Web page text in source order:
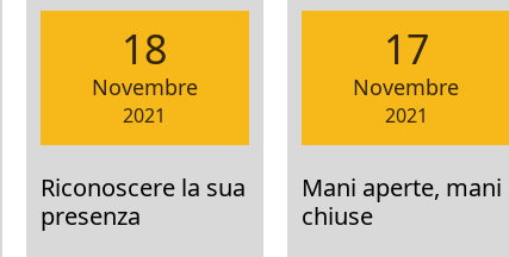
18
Novembre
2021
Riconoscere la sua
presenza
17
Novembre
2021
Mani aperte, mani
chiuse